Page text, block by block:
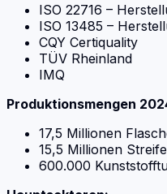
ISO 22716 –
ISO 13485 –
CQY Certiquality
TÜV Rheinland
IMQ
Produktionsmengen
17,5 Millionen
15,5 Millionen
600.000